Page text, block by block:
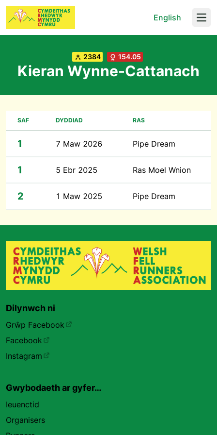
English
2384 154.05
Kieran Wynne-Cattanach
SAF DYDDIAD RAS
1 7 Maw 2026 Pipe Dream
1 5 Ebr 2025 Ras Moel Wnion
2 1 Maw 2025 Pipe Dream
Dilynwch ni
Grŵp Facebook
Facebook
Instagram
Gwybodaeth ar gyfer…
Ieuenctid
Organisers